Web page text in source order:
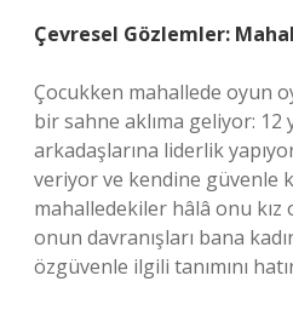
Çevresel Gözlemler:
Çocukken mahallede oyun
bir sahne aklıma geliyor: 12
arkadaşlarına liderlik
veriyor ve kendine güvenle
mahalledekiler hâlâ onu
onun davranışları bana
özgüvenle ilgili tanımını